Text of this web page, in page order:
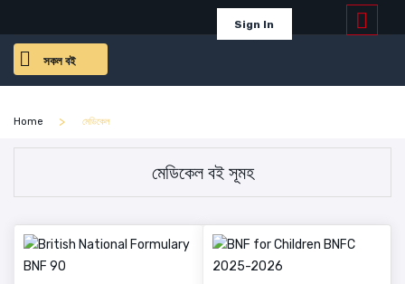
Sign In
সকল বই
Home মেডিকেল
মেডিকেল বই সূমহ